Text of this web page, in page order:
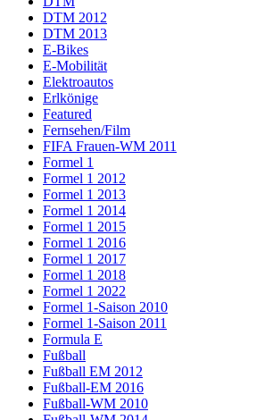
DTM 2012
DTM 2013
E-Bikes
E-Mobilität
Elektroautos
Erlkönige
Featured
Fernsehen/Film
FIFA Frauen-WM 2011
Formel 1
Formel 1 2012
Formel 1 2013
Formel 1 2014
Formel 1 2015
Formel 1 2016
Formel 1 2017
Formel 1 2018
Formel 1 2022
Formel 1-Saison 2010
Formel 1-Saison 2011
Formula E
Fußball
Fußball EM 2012
Fußball-EM 2016
Fußball-WM 2010